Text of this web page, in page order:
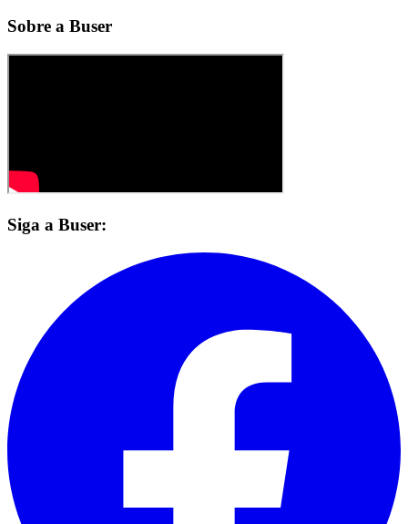
Sobre a Buser
Siga a Buser: